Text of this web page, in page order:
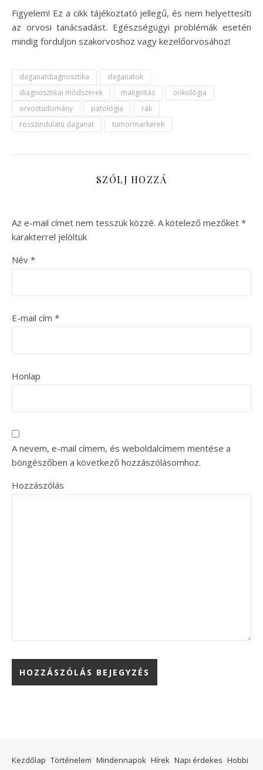
Figyelem! Ez a cikk tájékoztató jellegű, és nem helyettesíti
az orvosi tanácsadást. Egészségügyi problémák esetén
mindig forduljon szakorvoshoz vagy kezelőorvosához!
daganatdiagnosztika
daganatok
diagnosztikai módszerek
malignitás
onkológia
orvostudomány
patológia
rák
rosszindulatú daganat
tumormarkerek
SZÓLJ HOZZÁ
Az e-mail címet nem tesszük közzé. A kötelező mezőket *
karakterrel jelöltük
Név *
E-mail cím *
Honlap
A nevem, e-mail címem, és weboldalcímem mentése a
böngészőben a következő hozzászólásomhoz.
Hozzászólás
Kezdőlap Történelem Mindennapok Hírek Napi érdekes Hobbi